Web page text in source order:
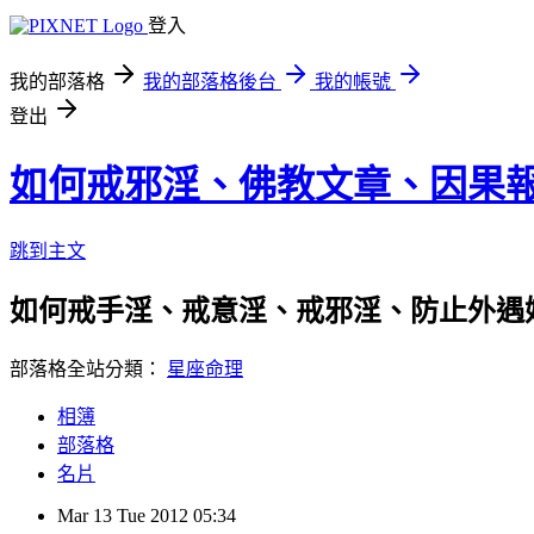
登入
我的部落格 我的部落格後台
我的帳號
登出
如何戒邪淫、佛教文章、因果
跳到主文
如何戒手淫、戒意淫、戒邪淫、防止外
部落格全站分類： 星座命理
相簿
部落格
名片
Mar 13 Tue 2012 05:34